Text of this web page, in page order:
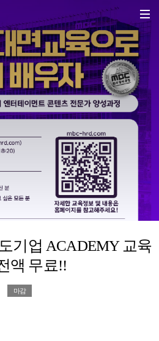
기업 ACADEMY 교육
액 무료!!
마감